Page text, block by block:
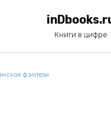
Книги в цифре
фэнтези